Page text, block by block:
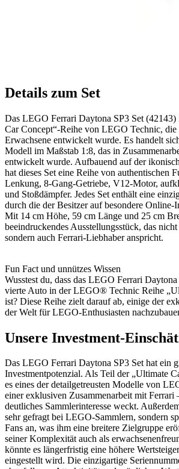
Details zum Set
Das LEGO Ferrari Daytona SP3 Set
Car Concept“-Reihe von LEGO Technic, die
Erwachsene entwickelt wurde. Es handelt
Modell im Maßstab 1:8, das in
entwickelt wurde. Aufbauend auf der
hat dieses Set eine Reihe von authentischen
Lenkung, 8-Gang-Getriebe, V12-Motor,
und Stoßdämpfer. Jedes Set enthält eine
durch die der Besitzer auf besondere Online-
Mit 14 cm Höhe, 59 cm Länge und 25 cm
beeindruckendes Ausstellungsstück, das
sondern auch Ferrari-Liebhaber anspricht.
Fun Fact und unnützes Wissen
Wusstest du, dass das LEGO Ferrari
vierte Auto in der LEGO® Technic Reihe
ist? Diese Reihe zielt darauf ab, einige der
der Welt für LEGO-Enthusiasten
Unsere Investment-
Das LEGO Ferrari Daytona SP3 Set hat ein
Investmentpotenzial. Als Teil der „Ultimate
es eines der detailgetreusten Modelle von
einer exklusiven Zusammenarbeit mit Ferrari
deutliches Sammlerinteresse weckt.
sehr gefragt bei LEGO-Sammlern, sondern
Fans an, was ihm eine breitere Zielgruppe
seiner Komplexität auch als
könnte es längerfristig eine höhere
eingestellt wird. Die einzigartige